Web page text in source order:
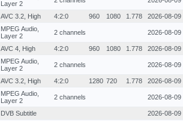
Layer 2
AVC 3.2, High 4:2:0 960 1080 1.778 2026-08-09
MPEG Audio,
Layer 2
2 channels 2026-08-09
AVC 4, High 4:2:0 960 1080 1.778 2026-08-09
MPEG Audio,
Layer 2
2 channels 2026-08-09
AVC 3.2, High 4:2:0 1280 720 1.778 2026-08-09
MPEG Audio,
Layer 2
2 channels 2026-08-09
DVB Subtitle
2026-08-09